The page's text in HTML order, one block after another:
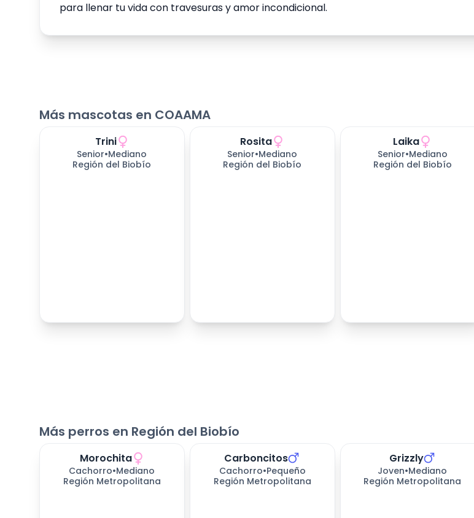
para llenar tu vida con travesuras y amor incondicional.
Más mascotas en COAAMA
días esperando
Trini
Senior•Mediano
Región del Biobío
días esperando
Rosita
Senior•Mediano
Región del Biobío
días esperando
Laika
Senior•Mediano
Región del Biobío
Más perros en Región del Biobío
Morochita
Cachorro•Mediano
Región Metropolitana
Carboncitos
Cachorro•Pequeño
Región Metropolitana
Grizzly
Joven•Mediano
Región Metropolitana